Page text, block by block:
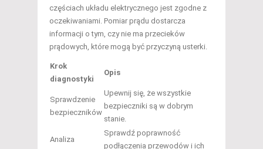
częściach układu elektrycznego jest zgodne z
oczekiwaniami. Pomiar prądu dostarcza
informacji o tym, czy nie ma przecieków
prądowych, które mogą być przyczyną usterki.
Krok
diagnostyki
Opis
Sprawdzenie
bezpieczników
Upewnij się, że wszystkie
bezpieczniki są w dobrym
stanie.
Analiza
Sprawdź poprawność
podłączenia przewodów i ich